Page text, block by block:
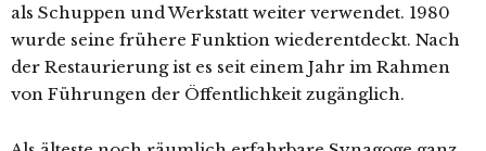
als Schuppen und Werkstatt wei­ter ver­wen­det. 1980
wur­de sei­ne frü­he­re Funktion wie­der­ent­deckt. Nach
der Restaurierung ist es seit einem Jahr im Rahmen
von Führungen der Öffentlichkeit zugänglich.